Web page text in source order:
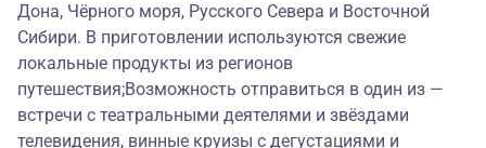
Дона, Чёрного моря, Русского Севера и Восточной
Сибири. В приготовлении используются свежие
локальные продукты из регионов
путешествия;Возможность отправиться в один из —
встречи с театральными деятелями и звёздами
телевидения, винные круизы с дегустациями и